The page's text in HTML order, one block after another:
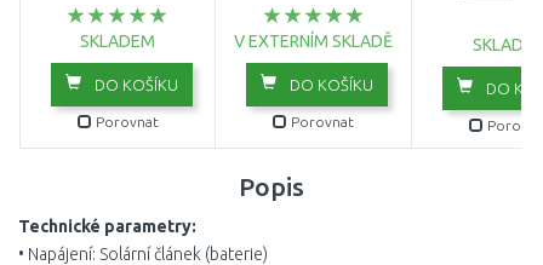
SKLADEM
DO KOŠÍKU
Porovnat
V EXTERNÍM SKLADĚ
DO KOŠÍKU
Porovnat
DO
Popis
Technické parametry:
• Napájení: Solární článek (baterie)